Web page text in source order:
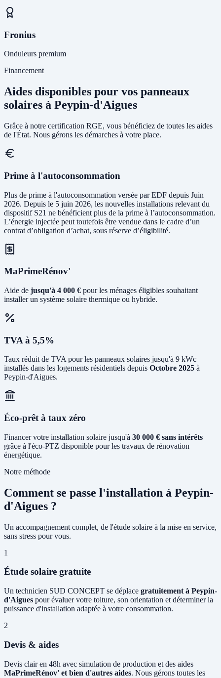
Fronius
Onduleurs premium
Financement
Aides disponibles pour vos panneaux
solaires à Peypin-d'Aigues
Grâce à notre certification RGE, vous bénéficiez de toutes les aides
de l'État. Nous gérons les démarches à votre place.
Prime à l'autoconsommation
Plus de prime à l'autoconsommation versée par EDF depuis Juin
2026. Depuis le 5 juin 2026, les nouvelles installations relevant du
dispositif S21 ne bénéficient plus de la prime à l’autoconsommation.
L’énergie injectée peut toutefois être vendue dans le cadre d’un
contrat d’obligation d’achat, sous réserve d’éligibilité.
MaPrimeRénov'
Aide de jusqu'à 4 000 € pour les ménages éligibles souhaitant
installer un système solaire thermique ou hybride.
TVA à 5,5%
Taux réduit de TVA pour les panneaux solaires jusqu'à 9 kWc
installés dans les logements résidentiels depuis Octobre 2025 à
Peypin-d'Aigues.
Éco-prêt à taux zéro
Financer votre installation solaire jusqu'à 30 000 € sans intérêts
grâce à l'éco-PTZ disponible pour les travaux de rénovation
énergétique.
Notre méthode
Comment se passe l'installation à Peypin-
d'Aigues ?
Un accompagnement complet, de l'étude solaire à la mise en service,
sans stress pour vous.
1
Étude solaire gratuite
Un technicien SUD CONCEPT se déplace gratuitement à Peypin-
d'Aigues pour évaluer votre toiture, son orientation et déterminer la
puissance d'installation adaptée à votre consommation.
2
Devis & aides
Devis clair en 48h avec simulation de production et des aides
MaPrimeRénov' et bien d'autres aides. Nous gérons toutes les